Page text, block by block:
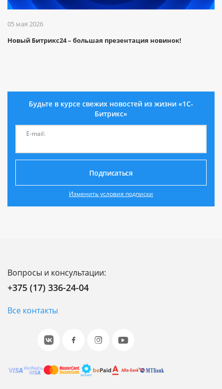
05 мая 2026
Новый Битрикс24 – большая презентация новинок!
Будьте в курсе свежих новостей из жизни «1С-
Битрикс»
E-mail:
Подписаться
Изменить условия подписки
Вопросы и консультации:
+375 (17) 336-24-04
Все контакты